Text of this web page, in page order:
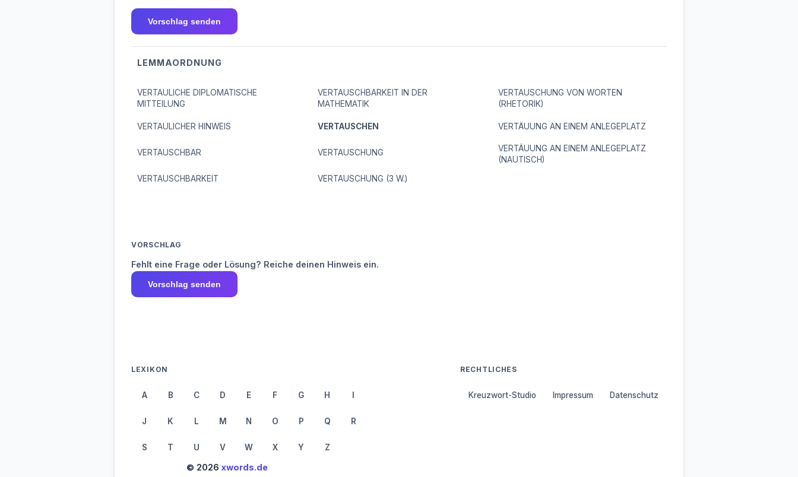
Vorschlag senden
LEMMAORDNUNG
VERTAULICHE DIPLOMATISCHE
MITTEILUNG
VERTAULICHER HINWEIS
VERTAUSCHBAR
VERTAUSCHBARKEIT
VERTAUSCHBARKEIT IN DER
MATHEMATIK
VERTAUSCHEN
VERTAUSCHUNG
VERTAUSCHUNG (3 W.)
VERTAUSCHUNG VON WORTEN
(RHETORIK)
VERTÄUUNG AN EINEM ANLEGEPLATZ
VERTÄUUNG AN EINEM ANLEGEPLATZ
(NAUTISCH)
VORSCHLAG
Fehlt eine Frage oder Lösung? Reiche deinen Hinweis ein.
Vorschlag senden
LEXIKON
A B C D E F G H I
J K L M N O P Q R
S T U V W X Y Z
RECHTLICHES
Kreuzwort-Studio Impressum Datenschutz
© 2026 xwords.de